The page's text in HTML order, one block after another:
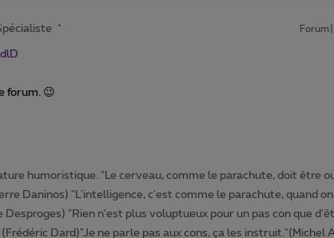
forum. 😉
humoristique. "Le cerveau, comme le parachute, doit être
Daninos) "L'intelligence, c'est comme le parachute, quand on
Desproges) "Rien n'est plus voluptueux pour un pas con que
Dard)"Je ne parle pas aux cons, ça les instruit."(Michel